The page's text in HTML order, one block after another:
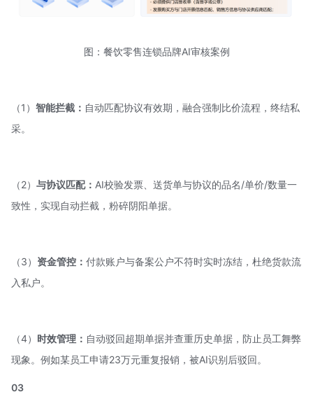
图：餐饮零售连锁品牌AI审核案例
（1） 智能拦截： 自动匹配协议有效期，融合强制比价流程，终结私
采。
（2） 与协议匹配： AI校验发票、送货单与协议的品名/单价/数量一
致性，实现自动拦截，粉碎阴阳单据。
（3） 资金管控： 付款账户与备案公户不符时实时冻结，杜绝货款流
入私户。
（4） 时效管理： 自动驳回超期单据并查重历史单据，防止员工舞弊
现象。例如某员工申请23万元重复报销，被AI识别后驳回。
03